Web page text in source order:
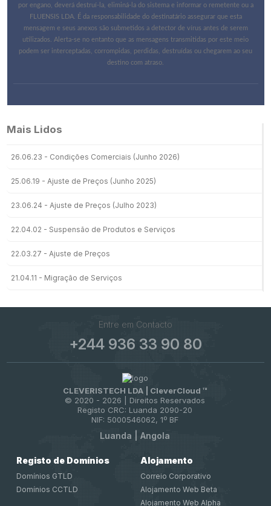
por engano, deverá destruí-la, eliminá-la do sistema e informar o remetente ou a
FLUENSIS LDA. É da responsabilidade do destinatário assegurar que esta
mensagem e seus anexos são submetidos a detector de vírus antes de serem
utilizados. Alerta-se no entanto que as mensagens transmitidas por este meio
podem ser interceptadas, corrompidas, perdidas, destruídas ou chegarem ao seu
destino com atraso.
Mais Lidos
26.06.23 - Condições Comerciais (Junho 2026)
25.06.19 - Ajuste de Preços (Junho 2025)
23.06.24 - Ajuste de Preços (Julho 2023)
22.04.02 - Suspensão de Produtos e Serviços
22.03.27 - Ajuste de Preços
21.04.11 - Migração de Serviços
Entre em Contacto
+244 936 33 90 80
CLEVERISTECH LDA | CleverCloud ™
© 2020 - 2026 | Direitos Reservados
Registo CRC: Luanda 2090-20
NIF: 5000546062, 1º BF
Luanda | Angola
Registo de Domínios
Domínios GTLD
Domínios CCTLD
Alojamento
Correio Corporativo
Alojamento Web Beta
Alojamento Web Alpha